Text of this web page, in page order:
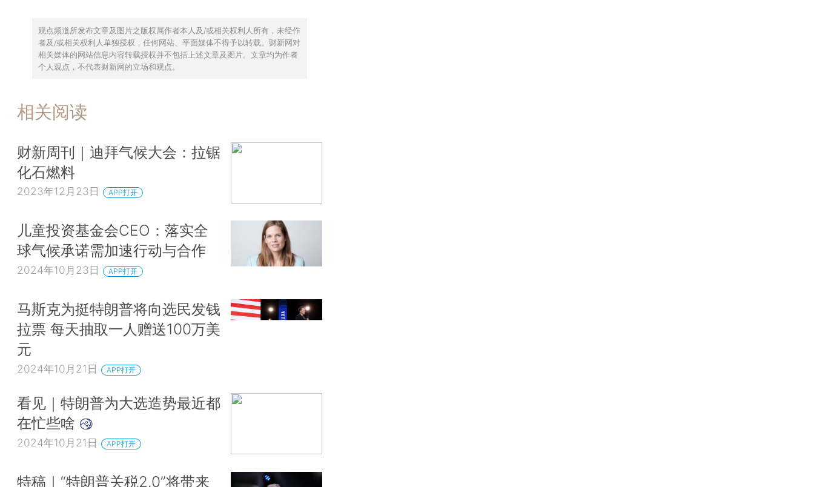
观点频道所发布文章及图片之版权属作者本人及/或相关权利人所有，未经作
者及/或相关权利人单独授权，任何网站、平面媒体不得予以转载。财新网对
相关媒体的网站信息内容转载授权并不包括上述文章及图片。文章均为作者
个人观点，不代表财新网的立场和观点。
相关阅读
财新周刊｜迪拜气候大会：拉锯
化石燃料
2023年12月23日 APP打开
儿童投资基金会CEO：落实全
球气候承诺需加速行动与合作
2024年10月23日 APP打开
马斯克为挺特朗普将向选民发钱
拉票 每天抽取一人赠送100万美
元
2024年10月21日 APP打开
看见｜特朗普为大选造势最近都
在忙些啥
2024年10月21日 APP打开
特稿｜“特朗普关税2.0”将带来